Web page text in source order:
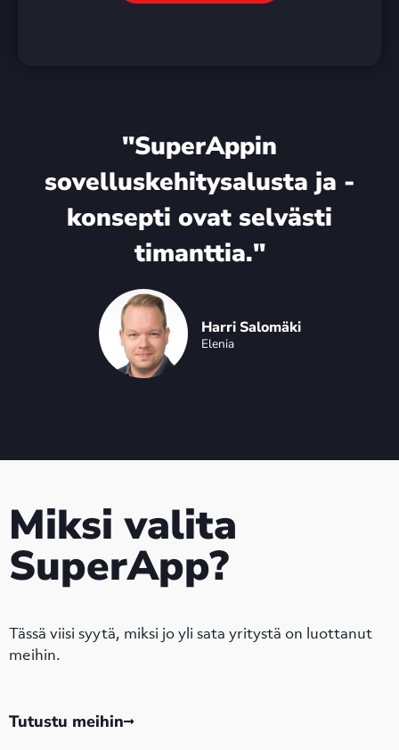
"SuperAppin
sovelluskehitysalusta ja -
konsepti ovat selvästi
timanttia."​
Harri Salomäki
Elenia
Miksi valita
SuperApp?
Tässä viisi syytä, miksi jo yli sata yritystä on luottanut
meihin.
Tutustu meihin